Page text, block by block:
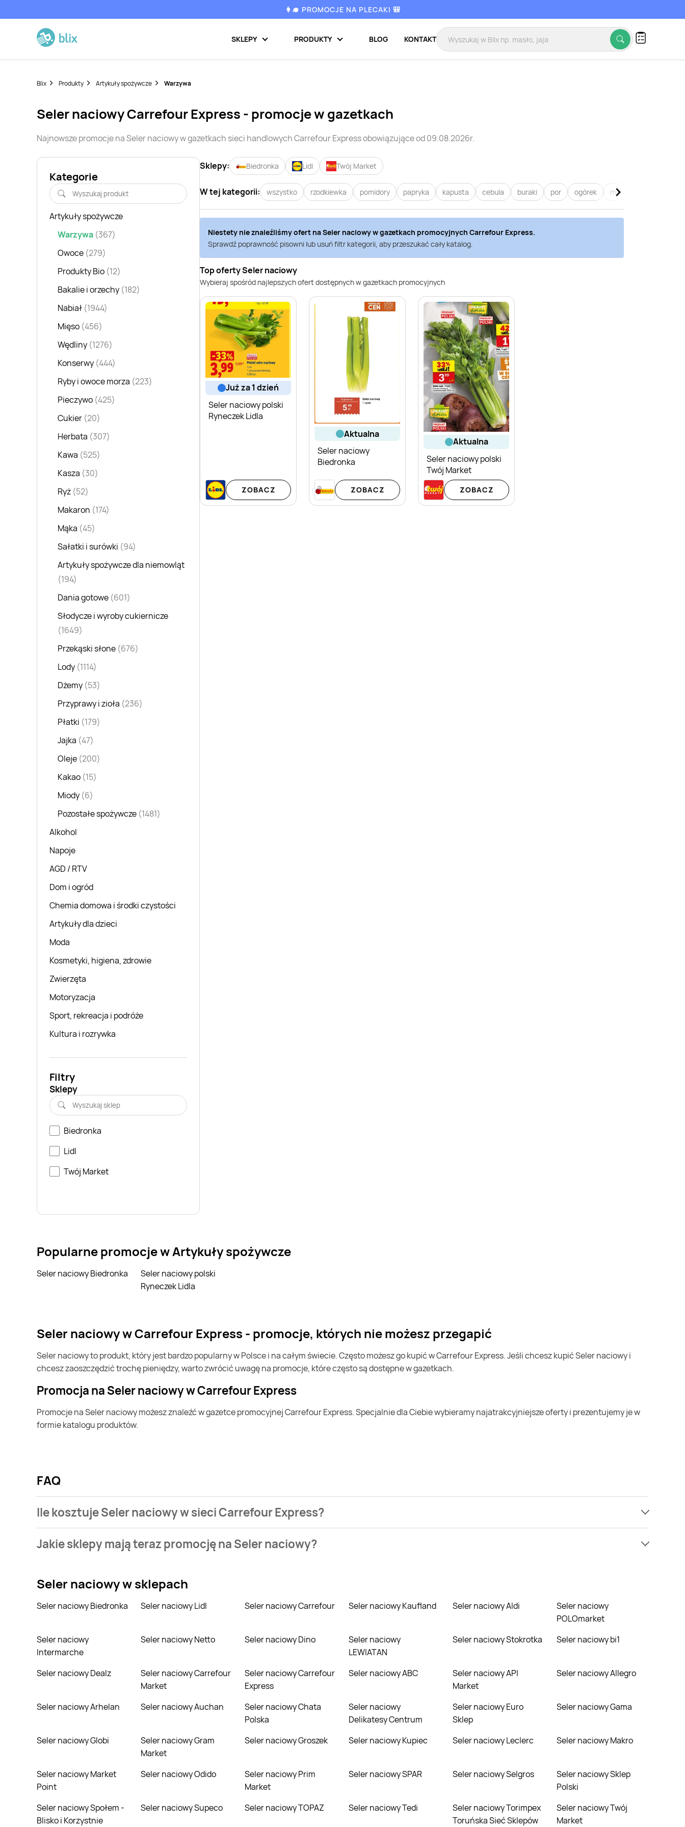
👩‍🎓 PROMOCJE NA PLECAKI 🎒
SKLEPY PRODUKTY BLOG KONTAKT
Blix Produkty Artykuły spożywcze Warzywa
Seler naciowyCarrefour Express - promocje w gazetkach
Najnowsze promocje naSeler naciowyw gazetkach sieci handlowychCarrefour Expressobowiązujące od 09.08.2026r.
Kategorie
Artykuły spożywcze
Warzywa (367)
Owoce (279)
Produkty Bio (12)
Bakalie i orzechy (182)
Nabiał (1944)
Mięso (456)
Wędliny (1276)
Konserwy (444)
Ryby i owoce morza (223)
Pieczywo (425)
Cukier (20)
Herbata (307)
Kawa (525)
Kasza (30)
Ryż (52)
Makaron (174)
Mąka (45)
Sałatki i surówki (94)
Artykuły spożywcze dla niemowląt
(194)
Dania gotowe (601)
Słodycze i wyroby cukiernicze
(1649)
Przekąski słone (676)
Lody (1114)
Dżemy (53)
Przyprawy i zioła (236)
Płatki (179)
Jajka (47)
Oleje (200)
Kakao (15)
Miody (6)
Pozostałe spożywcze (1481)
Alkohol
Napoje
AGD / RTV
Dom i ogród
Chemia domowa i środki czystości
Artykuły dla dzieci
Moda
Kosmetyki, higiena, zdrowie
Zwierzęta
Motoryzacja
Sport, rekreacja i podróże
Kultura i rozrywka
Filtry
Sklepy
Biedronka
Lidl
Twój Market
Sklepy: Biedronka Lidl Twój Market
W tej kategorii: wszystko rzodkiewka pomidory papryka kapusta cebula buraki por ogórek marchew
Niestety nie znaleźliśmy ofert naSeler naciowyw gazetkach promocyjnych Carrefour Express.
Sprawdź poprawność pisowni lub usuń filtr kategorii, aby przeszukać cały katalog.
Top oferty Seler naciowy
Wybieraj spośród najlepszych ofert dostępnych w gazetkach promocyjnych
już za 1 dzień
Seler naciowy polski
Ryneczek Lidla
ZOBACZ
aktualna
Seler naciowy
Biedronka
ZOBACZ
aktualna
Seler naciowy polski
Twój Market
ZOBACZ
Popularne promocje w Artykuły spożywcze
Seler naciowy Biedronka
Seler naciowy polski
Ryneczek Lidla
Seler naciowy w Carrefour Express - promocje, których nie możesz przegapić
Seler naciowy to produkt, który jest bardzo popularny w Polsce i na całym świecie. Często możesz go kupić w Carrefour Express. Jeśli chcesz kupić Seler naciowy i
chcesz zaoszczędzić trochę pieniędzy, warto zwrócić uwagę na promocje, które często są dostępne w gazetkach.
Promocja na Seler naciowy w Carrefour Express
Promocje na Seler naciowy możesz znaleźć w gazetce promocyjnej Carrefour Express. Specjalnie dla Ciebie wybieramy najatrakcyjniejsze oferty i prezentujemy je w
formie katalogu produktów.
FAQ
Ile kosztuje Seler naciowy w sieci Carrefour Express?
sieci Carrefour Express.
Jakie sklepy mają teraz promocję na Seler naciowy?
Seler naciowyw sklepach
Seler naciowy Biedronka Seler naciowy Lidl Seler naciowy Carrefour Seler naciowy Kaufland Seler naciowy Aldi
Seler naciowy
POLOmarket
Seler naciowy
Intermarche
Seler naciowy Netto Seler naciowy Dino
Seler naciowy
LEWIATAN
Seler naciowy Stokrotka Seler naciowy bi1
Seler naciowy Dealz
Seler naciowy Carrefour
Market
Seler naciowy Carrefour
Express
Seler naciowy ABC
Seler naciowy API
Market
Seler naciowy Allegro
Seler naciowy Arhelan Seler naciowy Auchan
Seler naciowy Chata
Polska
Seler naciowy
Delikatesy Centrum
Seler naciowy Euro
Sklep
Seler naciowy Gama
Seler naciowy Globi
Seler naciowy Gram
Market
Seler naciowy Groszek Seler naciowy Kupiec Seler naciowy Leclerc Seler naciowy Makro
Seler naciowy Market
Point
Seler naciowy Odido
Seler naciowy Prim
Market
Seler naciowy SPAR Seler naciowy Selgros
Seler naciowy Sklep
Polski
Seler naciowy Społem -
Blisko i Korzystnie
Seler naciowy Supeco Seler naciowy TOPAZ Seler naciowy Tedi
Seler naciowy Torimpex
Toruńska Sieć Sklepów
Seler naciowy Twój
Market